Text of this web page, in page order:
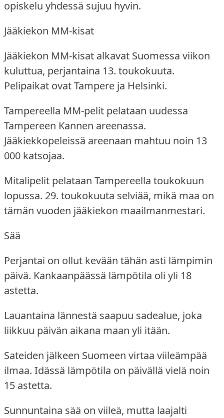
opiskelu yhdessä sujuu hyvin.
Jääkiekon MM-kisat
Jääkiekon MM-kisat alkavat Suomessa viikon
kuluttua, perjantaina 13. toukokuuta.
Pelipaikat ovat Tampere ja Helsinki.
Tampereella MM-pelit pelataan uudessa
Tampereen Kannen areenassa.
Jääkiekkopeleissä areenaan mahtuu noin 13
000 katsojaa.
Mitalipelit pelataan Tampereella toukokuun
lopussa. 29. toukokuuta selviää, mikä maa on
tämän vuoden jääkiekon maailmanmestari.
Sää
Perjantai on ollut kevään tähän asti lämpimin
päivä. Kankaanpäässä lämpötila oli yli 18
astetta.
Lauantaina lännestä saapuu sadealue, joka
liikkuu päivän aikana maan yli itään.
Sateiden jälkeen Suomeen virtaa viileämpää
ilmaa. Idässä lämpötila on päivällä vielä noin
15 astetta.
Sunnuntaina sää on viileä, mutta laajalti